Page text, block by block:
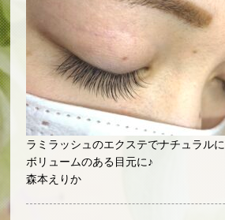
ラミラッシュのエクステでナチュラルに
ボリュームのある目元に♪
森本えりか